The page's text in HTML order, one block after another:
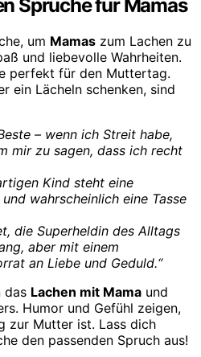
Sprüche für Mamas
um Mamas zum Lachen zu
und liebevolle Wahrheiten.
perfekt für den Muttertag.
ein Lächeln schenken, sind
– wenn ich Streit habe,
mir zu sagen, dass ich recht
Kind steht eine
wahrscheinlich eine Tasse
die Superheldin des Alltags
aber mit einem
an Liebe und Geduld.“
das Lachen mit Mama und
Humor und Gefühl zeigen,
zur Mutter ist. Lass dich
den passenden Spruch aus!